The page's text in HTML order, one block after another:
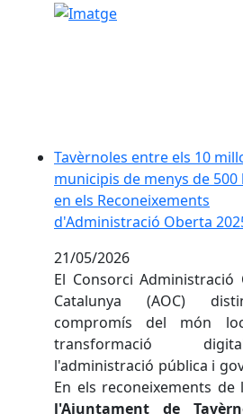
Tavèrnoles entre els 10
Tavèrnoles entre els 10
municipis de menys de
en els Reconeixements
d'Administració Oberta
21/05/2026
El Consorci Administració
Catalunya (AOC)
compromís del món
transformació
l'administració pública i
En els reconeixements de
l'Ajuntament de